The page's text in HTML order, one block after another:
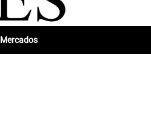
Mercados